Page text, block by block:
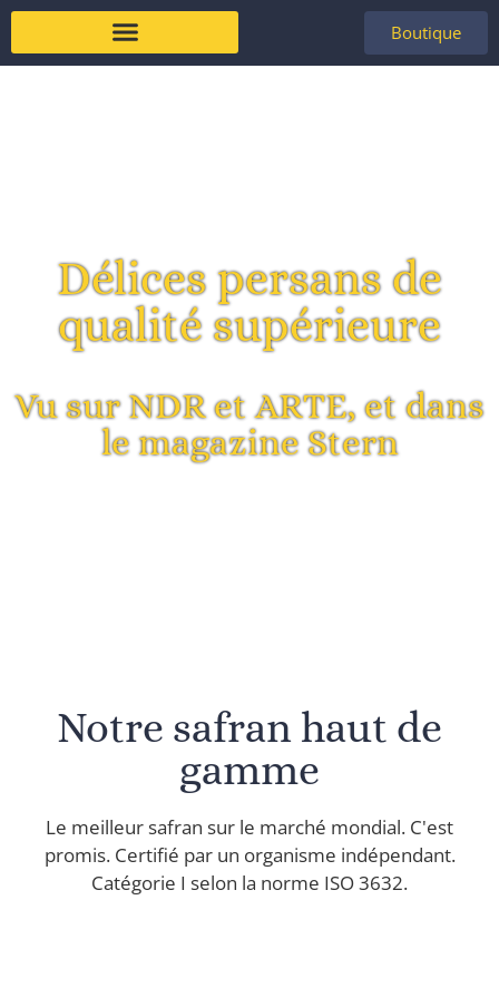
Boutique
Délices persans de
qualité supérieure
Vu sur NDR et ARTE, et dans
le magazine Stern
Notre safran haut de
gamme
Le meilleur safran sur le marché mondial. C'est
promis. Certifié par un organisme indépendant.
Catégorie I selon la norme ISO 3632.